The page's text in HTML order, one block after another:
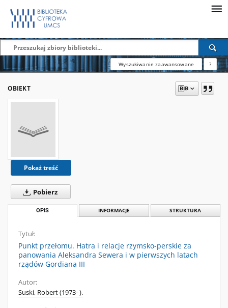
Wyszukiwanie zaawansowane ?
OBIEKT
Pokaż treść
Pobierz
OPIS INFORMACJE STRUKTURA
Tytuł:
Punkt przełomu. Hatra i relacje rzymsko-perskie za
panowania Aleksandra Sewera i w pierwszych latach
rządów Gordiana III
Autor:
Suski, Robert (1973- ).